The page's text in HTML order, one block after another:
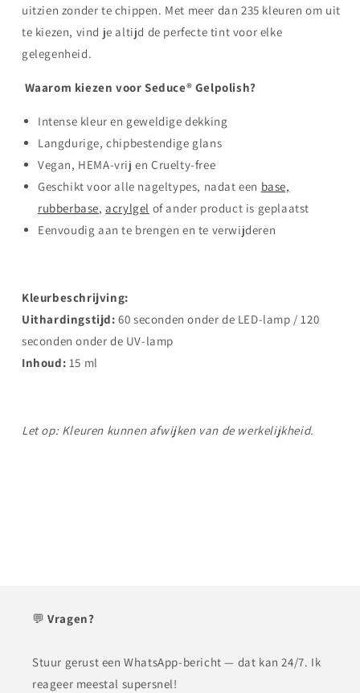
uitzien zonder te chippen. Met meer dan 235 kleuren om uit
te kiezen, vind je altijd de perfecte tint voor elke
gelegenheid.
Waarom kiezen voor Seduce® Gelpolish?
Intense kleur en geweldige dekking
Langdurige, chipbestendige glans
Vegan, HEMA-vrij en Cruelty-free
Geschikt voor alle nageltypes, nadat een base,
rubberbase,acrylgel of ander product is geplaatst
Eenvoudig aan te brengen en te verwijderen
Kleurbeschrijving:
Uithardingstijd: 60 seconden onder de LED-lamp / 120
seconden onder de UV-lamp
Inhoud: 15 ml
Let op: Kleuren kunnen afwijken van de werkelijkheid.
💬Vragen?
Stuur gerust een WhatsApp-bericht — dat kan 24/7. Ik
reageer meestal supersnel!